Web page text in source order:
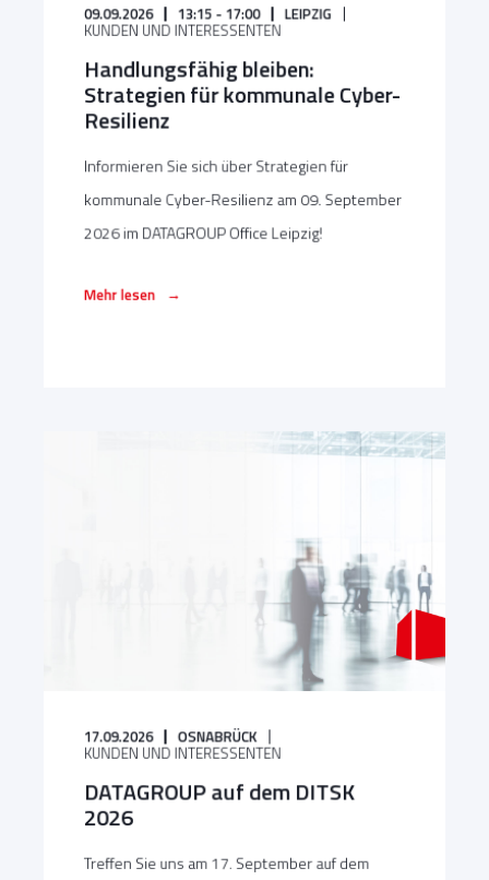
09.09.2026 13:15 - 17:00 LEIPZIG
KUNDEN UND INTERESSENTEN
Handlungsfähig bleiben:
Strategien für kommunale Cyber-
Resilienz
Informieren Sie sich über Strategien für
kommunale Cyber-Resilienz am 09. September
2026 im DATAGROUP Office Leipzig!
Mehr lesen →
17.09.2026 OSNABRÜCK
KUNDEN UND INTERESSENTEN
DATAGROUP auf dem DITSK
2026
Treffen Sie uns am 17. September auf dem